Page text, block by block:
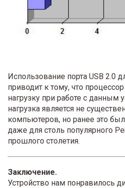
Использование порта USB 2.0
приводит к тому, что
нагрузку при работе с данным
нагрузка является не
компьютеров, но ранее это
даже для столь популярного
прошлого столетия.
Заключение.
Устройство нам понравилось